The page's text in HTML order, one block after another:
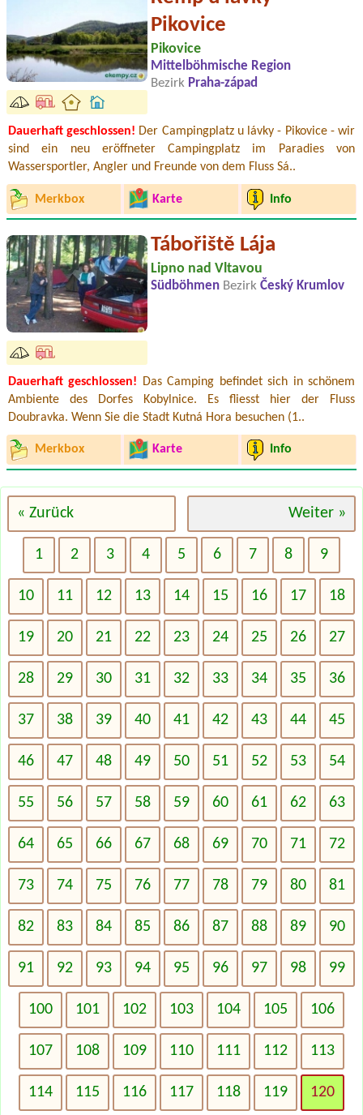
Pikovice
Pikovice
Mittelböhmische Region
Bezirk Praha-západ
Dauerhaft geschlossen! Der Campingplatz u lávky - Pikovice - wir
sind ein neu eröffneter Campingplatz im Paradies von
Wassersportler, Angler und Freunde von dem Fluss Sá..
Merkbox Karte Info
Tábořiště Lája
Lipno nad Vltavou
Südböhmen Bezirk Český Krumlov
Dauerhaft geschlossen! Das Camping befindet sich in schönem
Ambiente des Dorfes Kobylnice. Es fliesst hier der Fluss
Doubravka. Wenn Sie die Stadt Kutná Hora besuchen (1..
Merkbox Karte Info
« Zurück Weiter »
1 2 3 4 5 6 7 8 9
10 11 12 13 14 15 16 17 18
19 20 21 22 23 24 25 26 27
28 29 30 31 32 33 34 35 36
37 38 39 40 41 42 43 44 45
46 47 48 49 50 51 52 53 54
55 56 57 58 59 60 61 62 63
64 65 66 67 68 69 70 71 72
73 74 75 76 77 78 79 80 81
82 83 84 85 86 87 88 89 90
91 92 93 94 95 96 97 98 99
100 101 102 103 104 105 106
107 108 109 110 111 112 113
114 115 116 117 118 119 120